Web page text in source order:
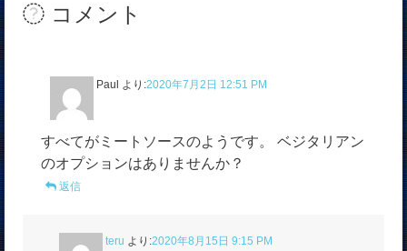
コメント
Paul より:2020年7月2日 12:51 PM
すべてがミートソースのようです。 ベジタリアン
のオプションはありませんか？
返信
teru より:2020年8月15日 9:15 PM